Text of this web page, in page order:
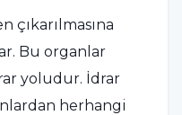
çıkarılmasına
Bu organlar
yoludur. İdrar
herhangi